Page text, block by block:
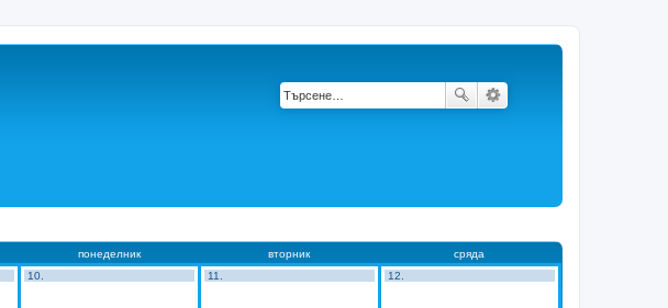
понеделник вторник
сряда
10. 11. 12.